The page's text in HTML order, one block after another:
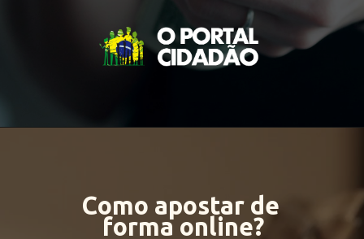
Como apostar de
forma online?